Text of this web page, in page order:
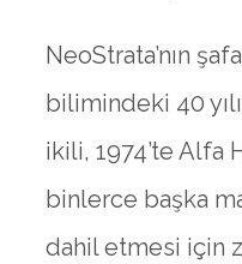
NeoStrata’nın
bilimindeki 40
ikili, 1974’te Alfa
binlerce başka
dahil etmesi için